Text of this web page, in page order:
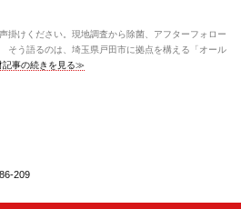
掛けください。現地調査から除菌、アフターフォロー
そう語るのは、埼玉県戸田市に拠点を構える「オール
記事の続きを見る≫
209